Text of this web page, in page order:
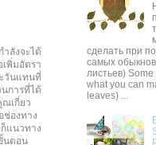
ลังจะได้
พิ่มอัตรา
วันแทนที่
การที่ได้
เกี่ยว
ช่องทาง
แนวทาง
นตอน
сделать при
самых
листьев)
what you can
leaves) ...